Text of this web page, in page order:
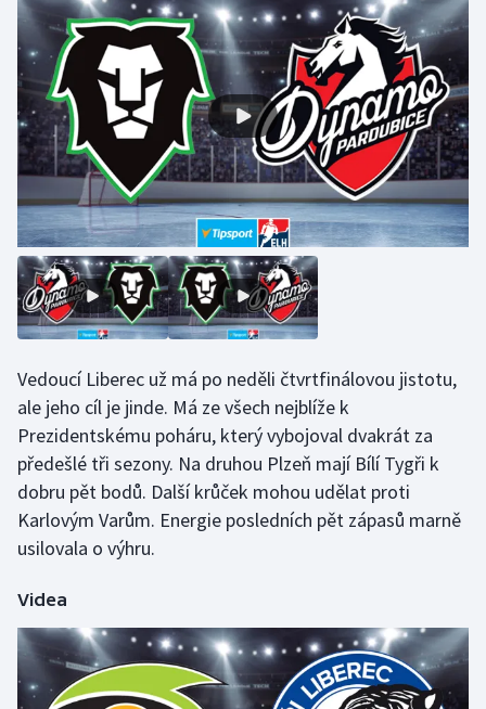
Vedoucí Liberec už má po neděli čtvrtfinálovou jistotu,
ale jeho cíl je jinde. Má ze všech nejblíže k
Prezidentskému poháru, který vybojoval dvakrát za
předešlé tři sezony. Na druhou Plzeň mají Bílí Tygři k
dobru pět bodů. Další krůček mohou udělat proti
Karlovým Varům. Energie posledních pět zápasů marně
usilovala o výhru.
Videa